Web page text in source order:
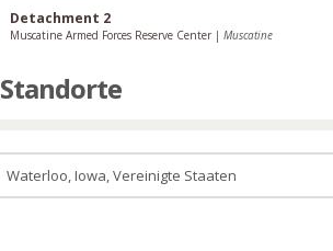
Detachment 2
Muscatine Armed Forces Reserve Center | Muscatine
Standorte
Waterloo, Iowa, Vereinigte Staaten